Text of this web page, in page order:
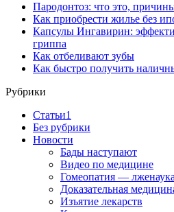
Пародонтоз: что это,
Как приобрести жилье без
Капсулы Ингавирин:
гриппа
Как отбеливают зубы
Как быстро получить
Рубрики
Cтатьи1
Без рубрики
Новости
Бады наступают
Видео по медицине
Гомеопатия — лженаука
Доказательная
Изъятие лекарств